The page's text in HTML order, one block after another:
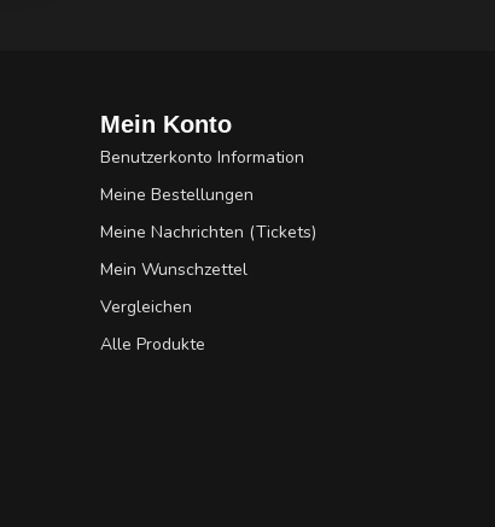
Mein Konto
Benutzerkonto Information
Meine Bestellungen
Meine Nachrichten (Tickets)
Mein Wunschzettel
Vergleichen
Alle Produkte